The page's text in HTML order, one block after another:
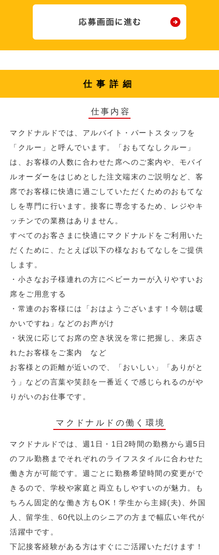
仕事詳細
仕事内容
マクドナルドでは、アルバイト・パートスタッフを
「クルー」と呼んでいます。「おもてなしクルー」
は、お客様の人数に合わせた席へのご案内や、モバイ
ルオーダーをはじめとした注文端末のご説明など、客
席でお客様に快適に過ごしていただくためのおもてな
しを専門に行います。接客に専念するため、レジやキ
ッチンでの業務はありません。
すべてのお客さまに快適にマクドナルドをご利用いた
だくために、たとえば以下の様なおもてなしをご提供
します。
・小さなお子様連れの方にベビーカーが入りやすいお
席をご用意する
・常連のお客様には「おはようございます！今朝は暖
かいですね」などのお声がけ
・状況に応じてお席の空き状況を常に把握し、来店さ
れたお客様をご案内 など
お客様との距離が近いので、「おいしい」「ありがと
う」などの言葉や笑顔を一番近くで感じられるのがや
りがいのお仕事です。
マクドナルドの働く環境
マクドナルドでは、週1日・1日2時間の勤務から週5日
のフル勤務までそれぞれのライフスタイルに合わせた
働き方が可能です。週ごとに勤務希望時間の変更がで
きるので、学校や家庭と両立もしやすいのが魅力。も
ちろん固定的な働き方もOK！学生から主婦(夫)、外国
人、留学生、60代以上のシニアの方まで幅広い年代が
活躍中です。
下記接客経験がある方はすぐにご活躍いただけます！